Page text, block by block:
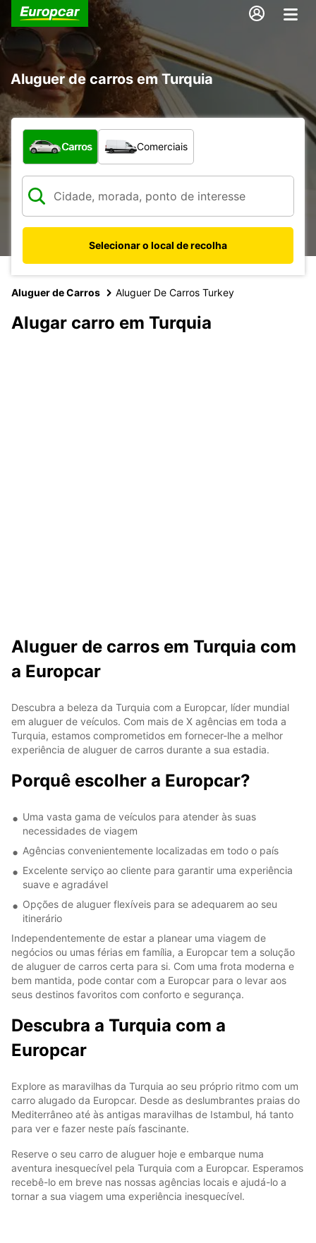
Aluguer de carros em Turquia
Que tipo de veículo pretende?
Carros Comerciais
Selecionar o local de recolha
Aluguer de Carros Aluguer De Carros Turkey
Alugar carro em Turquia
Aluguer de carros em Turquia com
a Europcar
Descubra a beleza da Turquia com a Europcar, líder mundial
em aluguer de veículos. Com mais de X agências em toda a
Turquia, estamos comprometidos em fornecer-lhe a melhor
experiência de aluguer de carros durante a sua estadia.
Porquê escolher a Europcar?
Uma vasta gama de veículos para atender às suas
necessidades de viagem
Agências convenientemente localizadas em todo o país
Excelente serviço ao cliente para garantir uma experiência
suave e agradável
Opções de aluguer flexíveis para se adequarem ao seu
itinerário
Independentemente de estar a planear uma viagem de
negócios ou umas férias em família, a Europcar tem a solução
de aluguer de carros certa para si. Com uma frota moderna e
bem mantida, pode contar com a Europcar para o levar aos
seus destinos favoritos com conforto e segurança.
Descubra a Turquia com a
Europcar
Explore as maravilhas da Turquia ao seu próprio ritmo com um
carro alugado da Europcar. Desde as deslumbrantes praias do
Mediterrâneo até às antigas maravilhas de Istambul, há tanto
para ver e fazer neste país fascinante.
Reserve o seu carro de aluguer hoje e embarque numa
aventura inesquecível pela Turquia com a Europcar. Esperamos
recebê-lo em breve nas nossas agências locais e ajudá-lo a
tornar a sua viagem uma experiência inesquecível.